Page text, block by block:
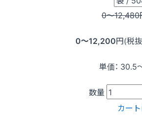
0〜12,480
0〜12,200円(税
単価： 30.5
数量
カー